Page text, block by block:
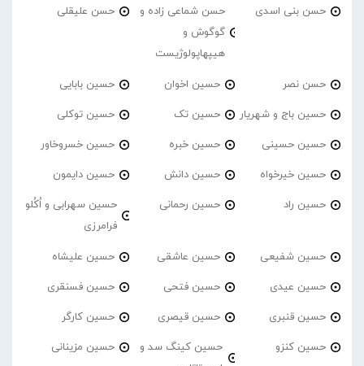
حسن بنی اسدی
حسن شماعی زاده و
گوگوش و
هیپهاپولوژیست
حسن علیقلی
حسن نصر حسین اخوان حسین بابایی
حسین باج و شهریار حسین تک حسین توکلی
حسین حسینی حسین خبره حسین خسروخاور
حسین خیرخواه حسین دانش حسین دایمون
حسین راد حسین رحمانی
حسین سهرابی و اُکُلو
فرامرزی
حسین شفیعی حسین عاشقی حسین علیشاه
حسین عیدی حسین فتحی حسین فسنقری
حسین قنبری حسین قیصری حسین کارگر
حسین کنزو
حسین کینگ سد و
حسین مزینانی